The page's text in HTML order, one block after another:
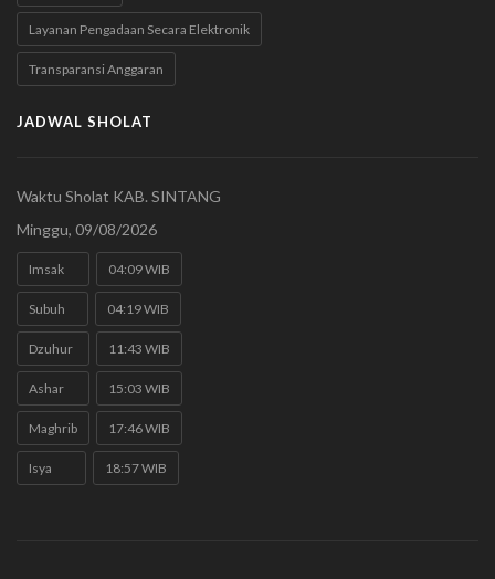
Layanan Pengadaan Secara Elektronik
Transparansi Anggaran
JADWAL SHOLAT
Waktu Sholat KAB. SINTANG
Minggu, 09/08/2026
Imsak 04:09 WIB
Subuh 04:19 WIB
Dzuhur 11:43 WIB
Ashar 15:03 WIB
Maghrib 17:46 WIB
Isya 18:57 WIB